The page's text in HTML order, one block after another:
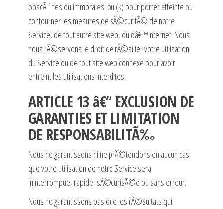
obscÃ¨nes ou immorales; ou (k) pour porter atteinte ou
contourner les mesures de sÃ©curitÃ© de notre
Service, de tout autre site web, ou dâ€™Internet. Nous
nous rÃ©servons le droit de rÃ©silier votre utilisation
du Service ou de tout site web connexe pour avoir
enfreint les utilisations interdites.
ARTICLE 13 â€“ EXCLUSION DE
GARANTIES ET LIMITATION
DE RESPONSABILITÃ‰
Nous ne garantissons ni ne prÃ©tendons en aucun cas
que votre utilisation de notre Service sera
ininterrompue, rapide, sÃ©curisÃ©e ou sans erreur.
Nous ne garantissons pas que les rÃ©sultats qui